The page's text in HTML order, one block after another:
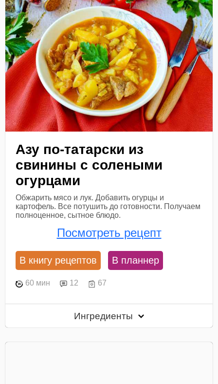
Азу по-татарски из
свинины с солеными
огурцами
Обжарить мясо и лук. Добавить огурцы и
картофель. Все потушить до готовности. Получаем
полноценное, сытное блюдо.
Посмотреть рецепт
В книгу рецептов В планнер
60 мин 12 67
Ингредиенты